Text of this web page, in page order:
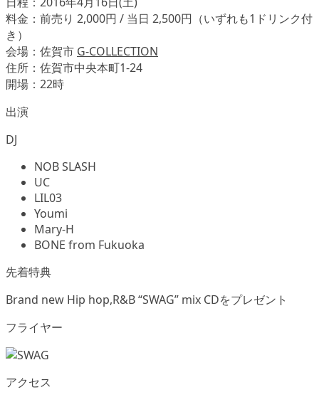
料金：前売り 2,000円 / 当日 2,500円（いずれも1ドリンク付
き）
会場：佐賀市 G-COLLECTION
住所：佐賀市中央本町1-24
開場：22時
出演
DJ
NOB SLASH
UC
LIL03
Youmi
Mary-H
BONE from Fukuoka
先着特典
Brand new Hip hop,R&B “SWAG” mix CDをプレゼント
フライヤー
アクセス